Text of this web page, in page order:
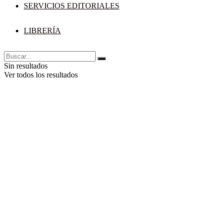
SERVICIOS EDITORIALES
LIBRERÍA
Sin resultados
Ver todos los resultados